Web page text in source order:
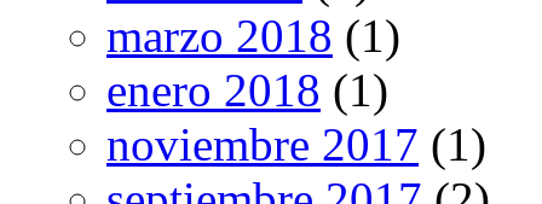
marzo 2018 (1)
enero 2018 (1)
noviembre 2017 (1)